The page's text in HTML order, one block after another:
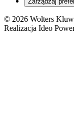
Franczyza
Prawo
© 2026 Wolters
Realizacja Ideo